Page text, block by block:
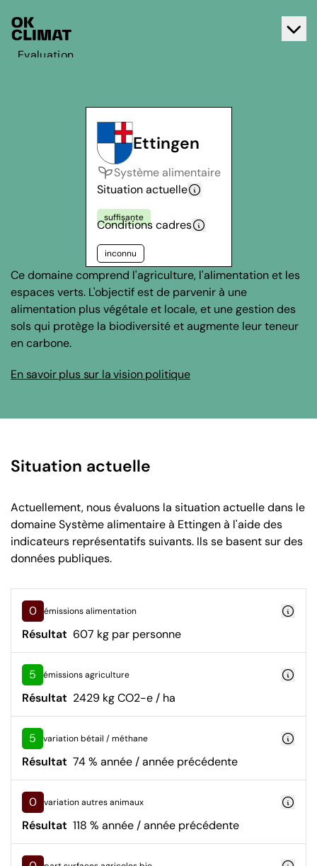
Evaluation
Ettingen
Système alimentaire
Situation actuelle
suffisante
Conditions cadres
inconnu
Ce domaine comprend l'agriculture, l'alimentation et les
espaces verts. L'objectif est de parvenir à une
alimentation plus végétale et locale, et une gestion des
sols qui protège la biodiversité et augmente leur teneur
en carbone.
En savoir plus sur la vision politique
Situation actuelle
Actuellement, nous évaluons la situation actuelle dans le
domaine Système alimentaire à Ettingen à l'aide des
indicateurs représentatifs suivants. Ils se basent sur des
données publiques.
0 émissions alimentation
Résultat 607 kg par personne
5 émissions agriculture
Résultat 2429 kg CO2-e / ha
5 variation bétail / méthane
Résultat 74 % année / année précédente
0 variation autres animaux
Résultat 118 % année / année précédente